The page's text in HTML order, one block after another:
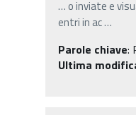
… o inviate e
entri in ac…
Parole chiave:
Ultima